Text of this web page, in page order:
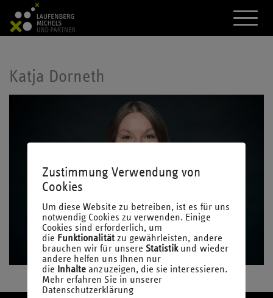
A
k
t
M
Katja Dorneth
Zustimmung Verwendung von
Cookies
Um diese Website zu betreiben, ist es für uns
notwendig Cookies zu verwenden. Einige
Cookies sind erforderlich, um
die Funktionalitätzu gewährleisten, andere
brauchen wir für unsere Statistikund wieder
andere helfen uns Ihnen nur
die Inhalte anzuzeigen, die sie interessieren.
Mehr erfahren Sie in unserer
Datenschutzerklärung